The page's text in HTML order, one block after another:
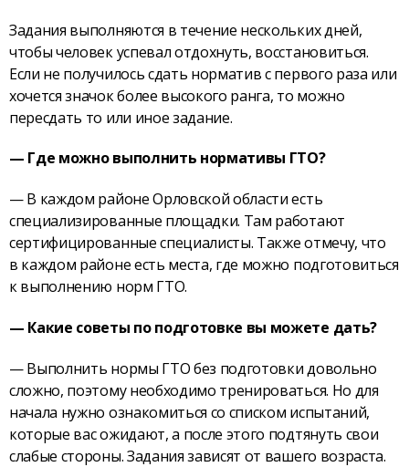
Задания выполняются в течение нескольких дней,
чтобы человек успевал отдохнуть, восстановиться.
Если не получилось сдать норматив с первого раза или
хочется значок более высокого ранга, то можно
пересдать то или иное задание.
— Где можно выполнить нормативы ГТО?
— В каждом районе Орловской области есть
специализированные площадки. Там работают
сертифицированные специалисты. Также отмечу, что
в каждом районе есть места, где можно подготовиться
к выполнению норм ГТО.
— Какие советы по подготовке вы можете дать?
— Выполнить нормы ГТО без подготовки довольно
сложно, поэтому необходимо тренироваться. Но для
начала нужно ознакомиться со списком испытаний,
которые вас ожидают, а после этого подтянуть свои
слабые стороны. Задания зависят от вашего возраста.